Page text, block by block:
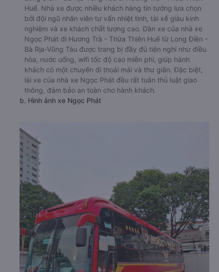
Huế. Nhà xe được nhiều khách hàng tin tưởng lựa chọn
bởi đội ngũ nhân viên tư vấn nhiệt tình, tài xế giàu kinh
nghiệm và xe khách chất lượng cao. Dàn xe của nhà xe
Ngọc Phát đi Hương Trà - Thừa Thiên Huế từ Long Điền -
Bà Rịa-Vũng Tàu được trang bị đầy đủ tiện nghi như điều
hòa, nước uống, wifi tốc độ cao miễn phí, giúp hành
khách có một chuyến đi thoải mái và thư giãn. Đặc biệt,
lái xe của nhà xe Ngọc Phát đều rất tuân thủ luật giao
thông, đảm bảo an toàn cho hành khách.
b. Hình ảnh xe Ngọc Phát